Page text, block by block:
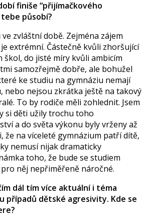
finiše “přijímačkového
působí?
zvláštní době. Zejména zájem
extrémní. Částečně kvůli zhoršující
škol, do jisté míry kvůli ambicím
samozřejmě dobře, ale bohužel
ke studiu na gymnáziu nemají
nebo nejsou zkrátka ještě na takový
To by rodiče měli zohlednit. Jsem
si děti užily trochu toho
a do světa výkonu byly vrženy až
že na víceleté gymnázium patří dítě,
nemusí nijak dramaticky
toho, že bude se studiem
něj nepřiměřeně náročné.
dál tím více aktuální i téma
případů dětské agresivity. Kde se